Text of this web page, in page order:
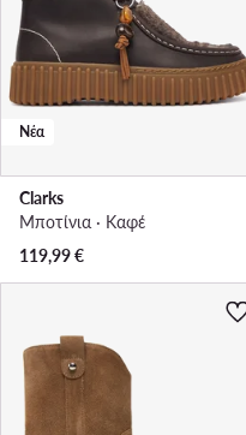
Νέα
Clarks
Μποτίνια · Καφέ
119,99€